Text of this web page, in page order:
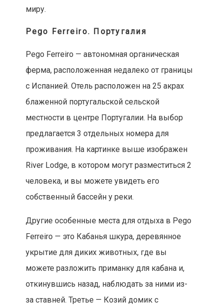
миру.
Pego Ferreiro. Португалия
Pego Ferreiro — автономная органическая
ферма, расположенная недалеко от границы
с Испанией. Отель расположен на 25 акрах
блаженной португальской сельской
местности в центре Португалии. На выбор
предлагается 3 отдельных номера для
проживания. На картинке выше изображен
River Lodge, в котором могут разместиться 2
человека, и вы можете увидеть его
собственный бассейн у реки.
Другие особенные места для отдыха в Pego
Ferreiro — это Кабанья шкура, деревянное
укрытие для диких животных, где вы
можете разложить приманку для кабана и,
откинувшись назад, наблюдать за ними из-
за ставней. Третье — Козий домик с